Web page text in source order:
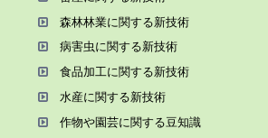
森林林業に関する新技術
病害⾍に関する新技術
⾷品加⼯に関する新技術
⽔産に関する新技術
作物や園芸に関する⾖知識